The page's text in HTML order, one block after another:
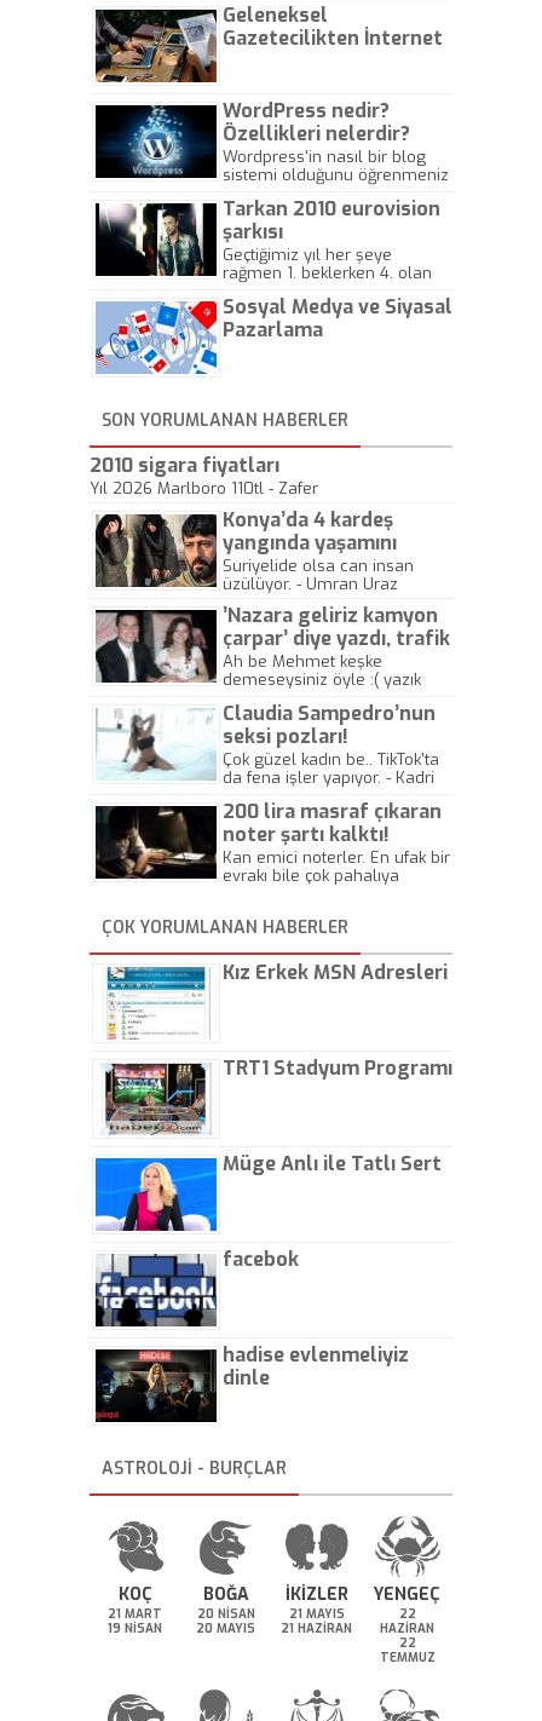
Geleneksel
Gazetecilikten İnternet
WordPress nedir?
Özellikleri nelerdir?
Wordpress'in nasıl bir blog
sistemi olduğunu öğrenmeniz
Tarkan 2010 eurovision
şarkısı
Geçtiğimiz yıl her şeye
rağmen 1. beklerken 4. olan
gösterisinin bu yarışmada
önemli olmadığını anlamıştır.
Sosyal Medya ve Siyasal
Pazarlama
SON YORUMLANAN HABERLER
2010 sigara fiyatları
Yıl 2026 Marlboro 110tl - Zafer
Konya’da 4 kardeş
yangında yaşamını
yitirdi
Suriyelide olsa can insan
üzülüyor. - Umran Uraz
’Nazara geliriz kamyon
çarpar’ diye yazdı, trafik
kazasında öldü!
Ah be Mehmet keşke
demeseysiniz öyle :( yazık
Claudia Sampedro’nun
seksi pozları!
Çok güzel kadın be.. TikTok'ta
da fena işler yapıyor. - Kadri
200 lira masraf çıkaran
noter şartı kalktı!
Kan emici noterler. En ufak bir
evrakı bile çok pahalıya
kaptırıyorsunuz. - Kayhan
Gezenti
ÇOK YORUMLANAN HABERLER
Kız Erkek MSN Adresleri
TRT1 Stadyum Programı
Müge Anlı ile Tatlı Sert
facebok
hadise evlenmeliyiz
dinle
ASTROLOJİ - BURÇLAR
KOÇ
21 MART
19 NİSAN
BOĞA
20 NİSAN
20 MAYIS
İKİZLER
21 MAYIS
21 HAZİRAN
YENGEÇ
22
HAZİRAN
22
TEMMUZ